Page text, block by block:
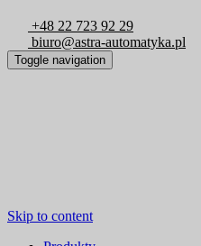
+48 22 723 92 29
biuro@astra-automatyka.pl
Toggle navigation
Skip to content